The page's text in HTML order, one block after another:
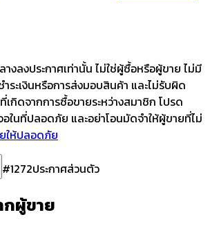
งลงประกาศเท่านั้น ไม่ใช่ผู้ซื้อหรือผู้ขาย ไม่มี
ระเงินหรือการส่งมอบสินค้า และไม่รับผิด
กิดจากการซื้อขายระหว่างสมาชิก โปรด
ในที่ปลอดภัย และอย่าโอนมัดจำให้ผู้ขายที่ไม่
ให้ปลอดภัย
#1272ประกาศส่วนตัว
กผู้ขาย